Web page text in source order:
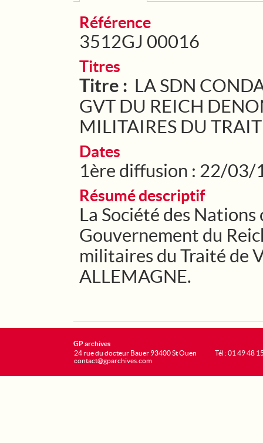
Référence
3512GJ 00016
Titres
Titre : LA SDN
GVT DU REICH
MILITAIRES DU
Dates
1ère diffusion : 22/03/
Résumé descriptif
La Société des
Gouvernement du
militaires du Traité de
ALLEMAGNE.
GP archives
24 rue du docteur Bauer 93400 St Ouen
contact@gparchives.com
Tél : 01 49 48